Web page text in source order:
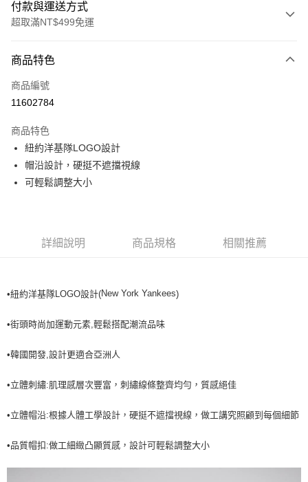
付款與運送方式
超取滿NT$499免運
信用卡一次付款
超商取貨付款
Apple Pay
街口支付
全家取貨付款<未取貨列黑名單/不支援離島取退>
全家取貨<不支援離島取退>
每筆NT$60，滿NT$499(含以上)免運費
7-11取貨<不支援離島取退>
每筆NT$80，滿NT$699(含以上)免運費
商品特色
商品編號
11602784
商品特色
紐約洋基隊LOGO設計
帽沿設計，硬挺不遮擋視線
可輕鬆調整大小
詳細說明 商品規格 相關推薦
•紐約洋基隊LOGO設計(New York Yankees)
•街頭時尚加運動元素,輕鬆搭配潮流品味
•韓國開發,設計更適合亞洲人
•立體刺繡:肌理感層次豐富，刺繡線條整齊均勻，質感絕佳
•立體帽沿:根據人體工學設計，硬挺不遮擋視線，做工講究照顧到每個細節
•品質帽扣:做工細緻凸顯質感，設計可輕鬆調整大小